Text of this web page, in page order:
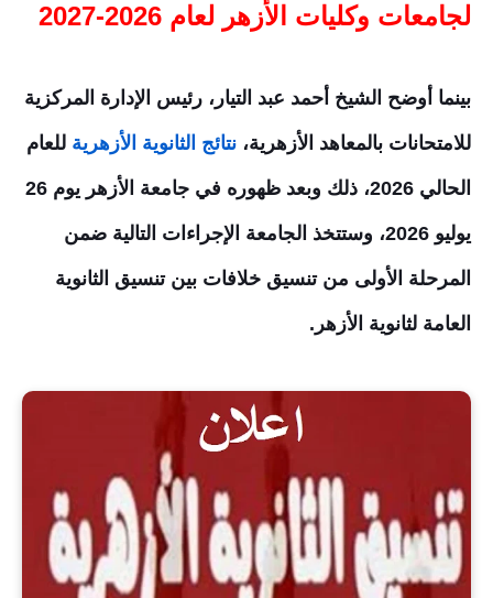
لجامعات وكليات الأزهر لعام 2026-2027
بينما أوضح الشيخ أحمد عبد التيار، رئيس الإدارة المركزية
للامتحانات بالمعاهد الأزهرية، نتائج الثانوية الأزهرية للعام
الحالي 2026 ، ذلك وبعد ظهوره في جامعة الأزهر يوم 26
يوليو 2026، وستتخذ الجامعة الإجراءات التالية ضمن
المرحلة الأولى من تنسيق خلافات بين تنسيق الثانوية
العامة لثانوية الأزهر.